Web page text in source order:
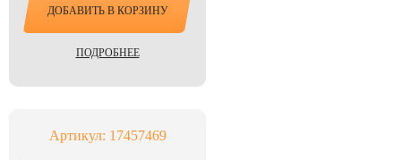
ДОБАВИТЬ В КОРЗИНУ
ПОДРОБНЕЕ
Артикул: 17457469